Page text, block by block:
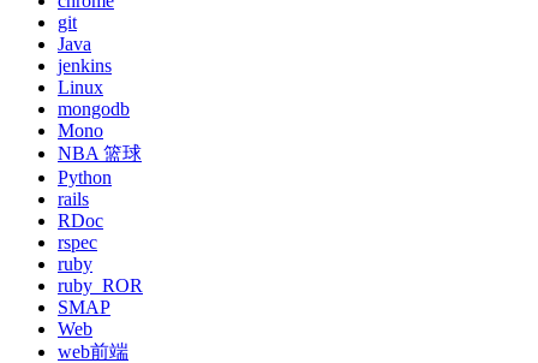
git
Java
jenkins
Linux
mongodb
Mono
NBA 篮球
Python
rails
RDoc
rspec
ruby
ruby_ROR
SMAP
Web
web前端